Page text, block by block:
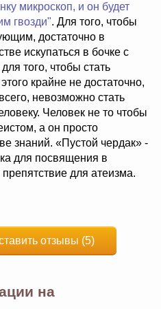
микроскоп, и он будет
гвозди". Для того, чтобы
достаточно в
искупаться в бочке с
того, чтобы стать
крайне не достаточно,
невозможно стать
Человек не то чтобы
а он просто
знаний. «Пустой чердак» -
для посвящения в
для атеизма.
отзывы (5)
на